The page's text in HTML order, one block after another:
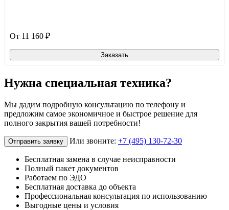
От 11 160 ₽
Заказать
Нужна специальная техника?
Мы дадим подробную консультацию по телефону и
предложим самое экономичное и быстрое решение для
полного закрытия вашей потребности!
Отправить заявку Или звоните: +7 (495) 130-72-30
Бесплатная замена в случае неисправности
Полный пакет документов
Работаем по ЭДО
Бесплатная доставка до объекта
Профессиональная консультация по использованию
Выгодные цены и условия